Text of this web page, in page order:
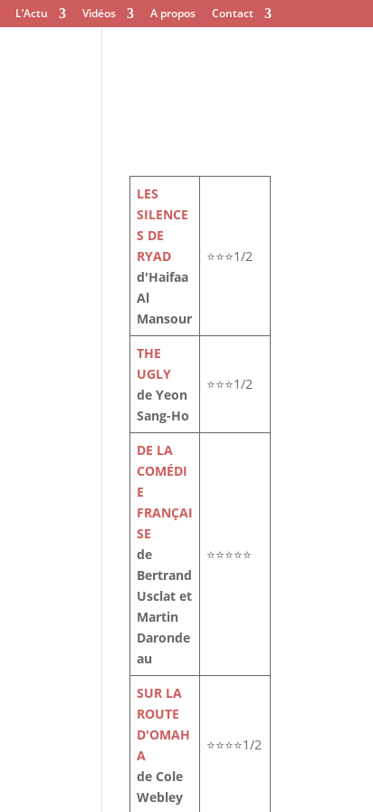
L’Actu Vidéos A propos Contact
LES
SILENCE
S DE
RYAD
d'Haifaa
Al
Mansour
⭐⭐⭐1/2
THE
UGLY
de Yeon
Sang-Ho
⭐⭐⭐1/2
DE LA
COMÉDI
E
FRANÇAI
SE
de
Bertrand
Usclat et
Martin
Daronde
au
⭐⭐⭐⭐⭐
SUR LA
ROUTE
D'OMAH
A
de Cole
Webley
⭐⭐⭐⭐1/2